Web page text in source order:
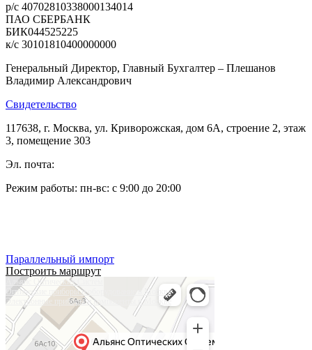
р/с 40702810338000134014
ПАО СБЕРБАНК
БИК044525225
к/с 30101810400000000
Генеральный Директор, Главный Бухгалтер – Плешанов
Владимир Александрович
Свидетельство
117638, г. Москва, ул. Криворожская, дом 6А, строение 2, этаж
3, помещение 303
Эл. почта:
Режим работы: пн-вс: с 9:00 до 20:00
Параллельный импорт
Построить маршрут
Альянс Оптических Систем
Оптические приборы и оборудование в Москве
Электронные приборы и компоненты в Москве